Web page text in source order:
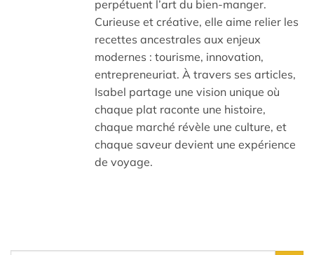
perpétuent l’art du bien-manger.
Curieuse et créative, elle aime relier les
recettes ancestrales aux enjeux
modernes : tourisme, innovation,
entrepreneuriat. À travers ses articles,
Isabel partage une vision unique où
chaque plat raconte une histoire,
chaque marché révèle une culture, et
chaque saveur devient une expérience
de voyage.